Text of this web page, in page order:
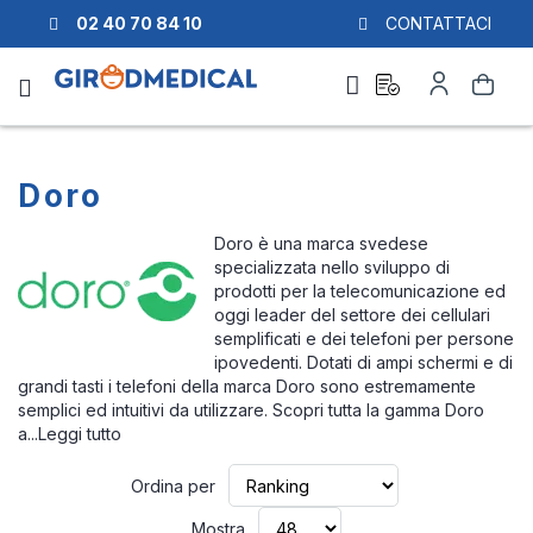
02 40 70 84 10 CONTATTACI
Cerca
preventivo
mio
Account
Doro
Doro è una marca svedese
specializzata nello sviluppo di
prodotti per la telecomunicazione ed
oggi leader del settore dei cellulari
semplificati e dei telefoni per persone
ipovedenti. Dotati di ampi schermi e di
grandi tasti i telefoni della marca Doro sono estremamente
semplici ed intuitivi da utilizzare. Scopri tutta la gamma Doro
a...Leggi tutto
Ordina per
Mostra